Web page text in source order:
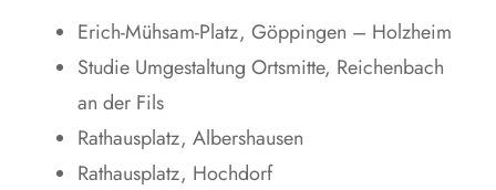
Erich-Mühsam-Platz, Göppingen – Holzheim
Studie Umgestaltung Ortsmitte, Reichenbach
an der Fils
Rathausplatz, Albershausen
Rathausplatz, Hochdorf